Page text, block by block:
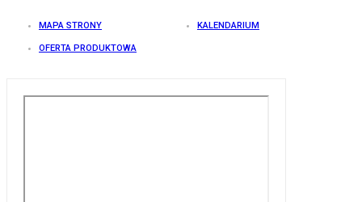
MAPA STRONY KALENDARIUM
OFERTA PRODUKTOWA